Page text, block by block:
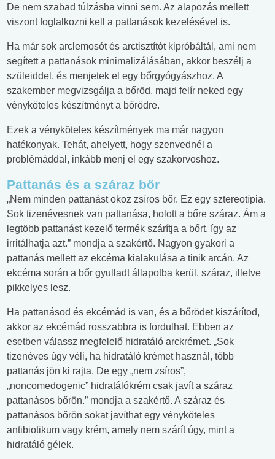
De nem szabad túlzásba vinni sem. Az alapozás mellett
viszont foglalkozni kell a pattanások kezelésével is.
Ha már sok arclemosót és arctisztítót kipróbáltál, ami nem
segített a pattanások minimalizálásában, akkor beszélj a
szüleiddel, és menjetek el egy bőrgyógyászhoz. A
szakember megvizsgálja a bőröd, majd felír neked egy
vényköteles készítményt a bőrödre.
Ezek a vényköteles készítmények ma már nagyon
hatékonyak. Tehát, ahelyett, hogy szenvednél a
problémáddal, inkább menj el egy szakorvoshoz.
Pattanás és a száraz bőr
„Nem minden pattanást okoz zsíros bőr. Ez egy sztereotípia.
Sok tizenévesnek van pattanása, holott a bőre száraz. Ám a
legtöbb pattanást kezelő termék szárítja a bőrt, így az
irritálhatja azt.” mondja a szakértő. Nagyon gyakori a
pattanás mellett az ekcéma kialakulása a tinik arcán. Az
ekcéma során a bőr gyulladt állapotba kerül, száraz, illetve
pikkelyes lesz.
Ha pattanásod és ekcémád is van, és a bőrödet kiszárítod,
akkor az ekcémád rosszabbra is fordulhat. Ebben az
esetben válassz megfelelő hidratáló arckrémet. „Sok
tizenéves úgy véli, ha hidratáló krémet használ, több
pattanás jön ki rajta. De egy „nem zsíros”,
„noncomedogenic” hidratálókrém csak javít a száraz
pattanásos bőrön.” mondja a szakértő. A száraz és
pattanásos bőrön sokat javíthat egy vényköteles
antibiotikum vagy krém, amely nem szárít úgy, mint a
hidratáló gélek.